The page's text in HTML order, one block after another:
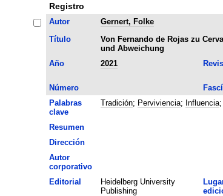
Registro
Autor
Gernert, Folke
Título
Von Fernando de Rojas zu
und Abweichung
Año 2021
Número
Palabras
clave
Tradición; Perviviencia; Influencia;
Resumen
Dirección
Autor
corporativo
Editorial
Heidelberg University
Publishing